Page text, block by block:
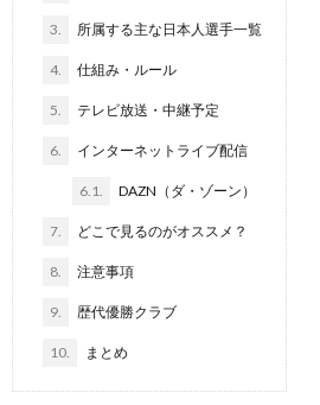
3. 所属する主な日本人選手一覧
4. 仕組み・ルール
5. テレビ放送・中継予定
6. インターネットライブ配信
6.1. DAZN（ダ・ゾーン）
7. どこで見るのがオススメ？
8. 注意事項
9. 歴代優勝クラブ
10. まとめ